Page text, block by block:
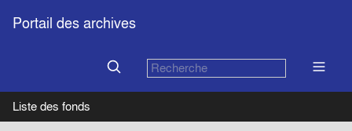
Portail des archives
Liste des fonds